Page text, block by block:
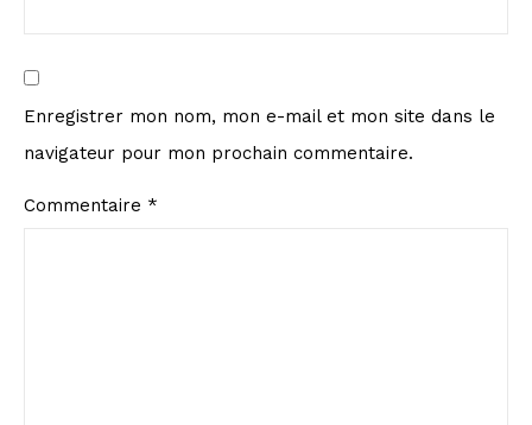
Enregistrer mon nom, mon e-mail et mon site dans le
navigateur pour mon prochain commentaire.
Commentaire *